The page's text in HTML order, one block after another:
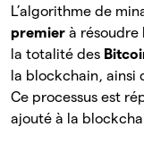
L’algorithme de
premier à résoudre
la totalité des
la blockchain, ainsi
Ce processus est
ajouté à la